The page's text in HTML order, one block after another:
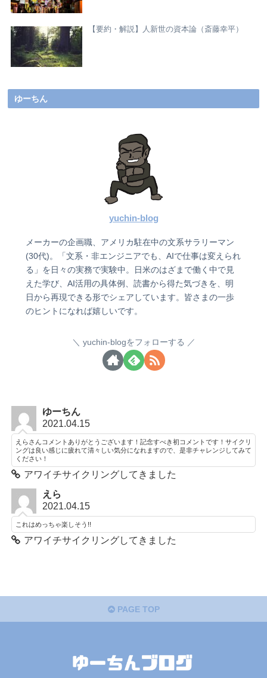
【要約・解説】人新世の資本論（斎藤幸平）
ゆーちん
yuchin-blog
メーカーの企画職、アメリカ駐在中の文系サラリーマン
(30代)。「文系・非エンジニアでも、AIで仕事は変えられ
る」を日々の実務で実験中。日米のはざまで働く中で見
えた学び、AI活用の具体例、読書から得た気づきを、明
日から再現できる形でシェアしています。皆さまの一歩
のヒントになれば嬉しいです。
yuchin-blogをフォローする
ゆーちん
2021.04.15
えらさんコメントありがとうございます！記念すべき初コメントです！サイクリ
ングは良い感じに疲れて清々しい気分になれますので、是非チャレンジしてみて
ください！
アワイチサイクリングしてきました
えら
2021.04.15
これはめっちゃ楽しそう!!
アワイチサイクリングしてきました
PAGE TOP